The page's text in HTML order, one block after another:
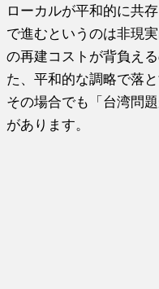
ローカルが平和的に共
で進むというのは非現
の再建コストが背負え
た、平和的な調略で落
その場合でも「台湾問
があります。